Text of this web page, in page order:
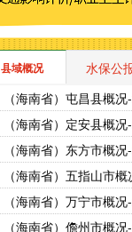
县域概况 水保公
（海南省）屯昌县概
貌、气象水文、地形
（海南省）定安县概
貌、气象水文、地形
（海南省）东方市概
貌、气象水文、地形
（海南省）五指山市
地貌、气象水文、地
（海南省）万宁市概
貌、气象水文、地形
（海南省）儋州市概